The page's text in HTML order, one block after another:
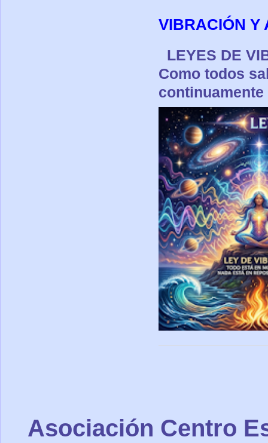
VIBRACIÓN Y
LEYES
Como todos
Asociación Centro